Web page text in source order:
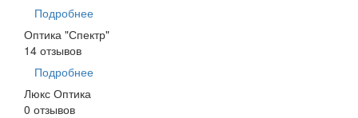
Подробнее
Оптика "Спектр"
14 отзывов
Подробнее
Люкс Оптика
0 отзывов